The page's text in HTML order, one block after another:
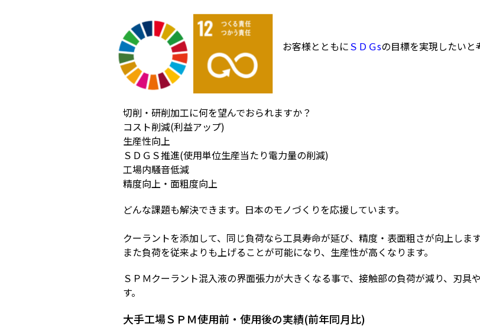
お客様とともにＳＤＧsの目標を実現したいと
切削・研削加工に何を望んでおられますか？
コスト削減(利益アップ)
生産性向上
ＳＤＧＳ推進(使用単位生産当たり電力量の削減)
工場内騒音低減
精度向上・面粗度向上
どんな課題も解決できます。日本のモノづくりを応援しています。
クーラントを添加して、同じ負荷なら工具寿命が延び、精度・表面粗さが向上します
また負荷を従来よりも上げることが可能になり、生産性が高くなります。
ＳＰＭクーラント混入液の界面張力が大きくなる事で、接触部の負荷が減り、刃具
す。
大手工場ＳＰＭ使用前・使用後の実績(前年同月比)